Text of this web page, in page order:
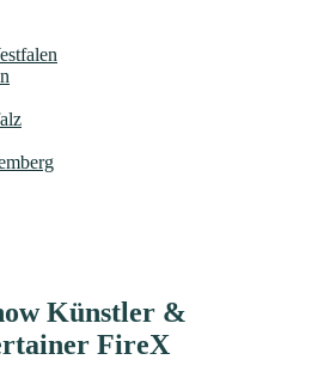
Künstler &
FireX